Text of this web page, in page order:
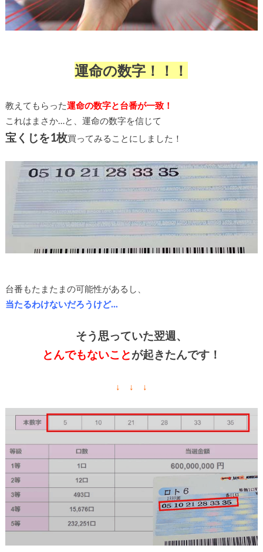
運命の数字！！！
教えてもらった運命の数字と台番が一致！
これはまさか…と、運命の数字を信じて
宝くじを1枚買ってみることにしました！
台番もたまたまの可能性があるし、
当たるわけないだろうけど…
そう思っていた翌週、
とんでもないことが起きたんです！
↓ ↓ ↓